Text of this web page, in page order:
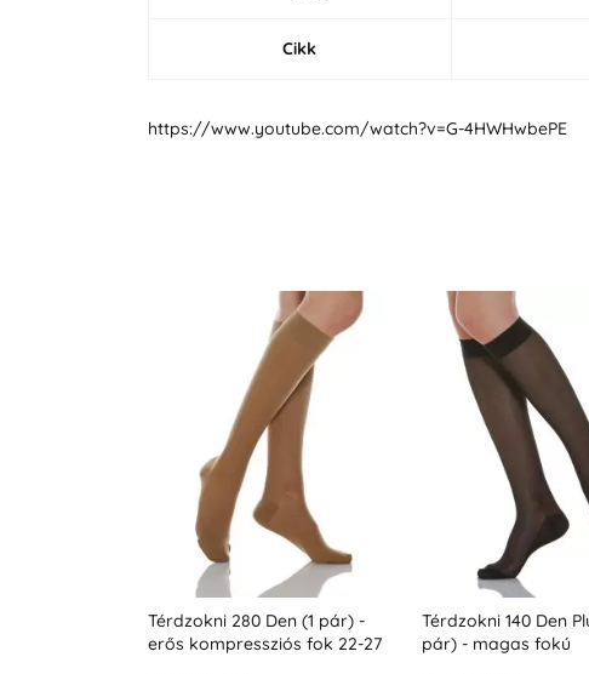
Cikk
https://www.youtube.com/watch?v=G-4HWHwbePE
Térdzokni 280 Den (1 pár) -
erős kompressziós fok 22-27
Térdzokni 140 Den
pár) - magas fokú